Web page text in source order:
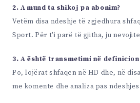
2. A mund ta shikoj pa abonim?
Vetëm disa ndeshje të zgjedhura
Sport. Për t'i parë të gjitha, ju
3. A është transmetimi në
Po, lojërat shfaqen në HD dhe, në
me komente dhe analiza pas